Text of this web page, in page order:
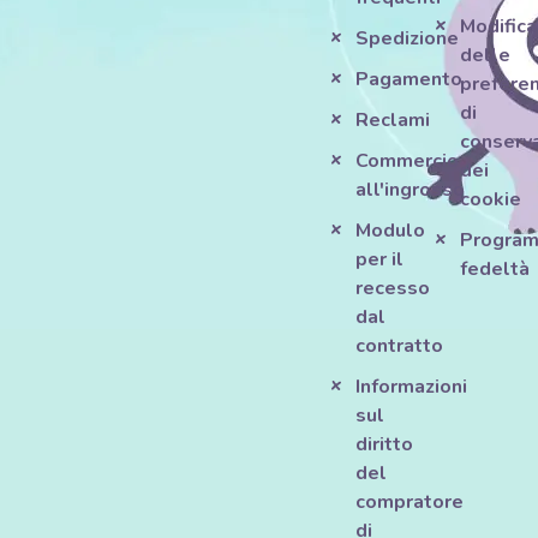
Spedizione
Pagamento
Reclami
Commercio
all'ingrosso
Modulo
per il
recesso
dal
contratto
Informazioni
sul
diritto
del
compratore
di
Modifica
delle
di
dei
cookie
fedeltà